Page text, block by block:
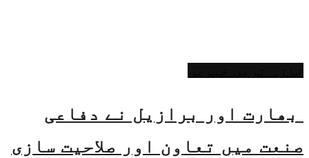
بھارت اور برازیل نے دفاعی
صنعت میں تعاون اور صلاحیت سازی